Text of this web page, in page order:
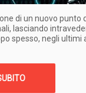
di un nuovo punto
lasciando
spesso, negli ultimi